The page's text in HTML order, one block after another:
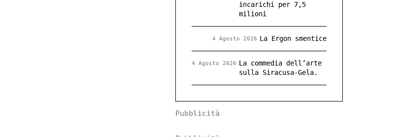
incarichi per 7,5
milioni
La Ergon smentice
4 Agosto 2026
La commedia dell’arte
sulla Siracusa-Gela.
4 Agosto 2026
Pubblicità